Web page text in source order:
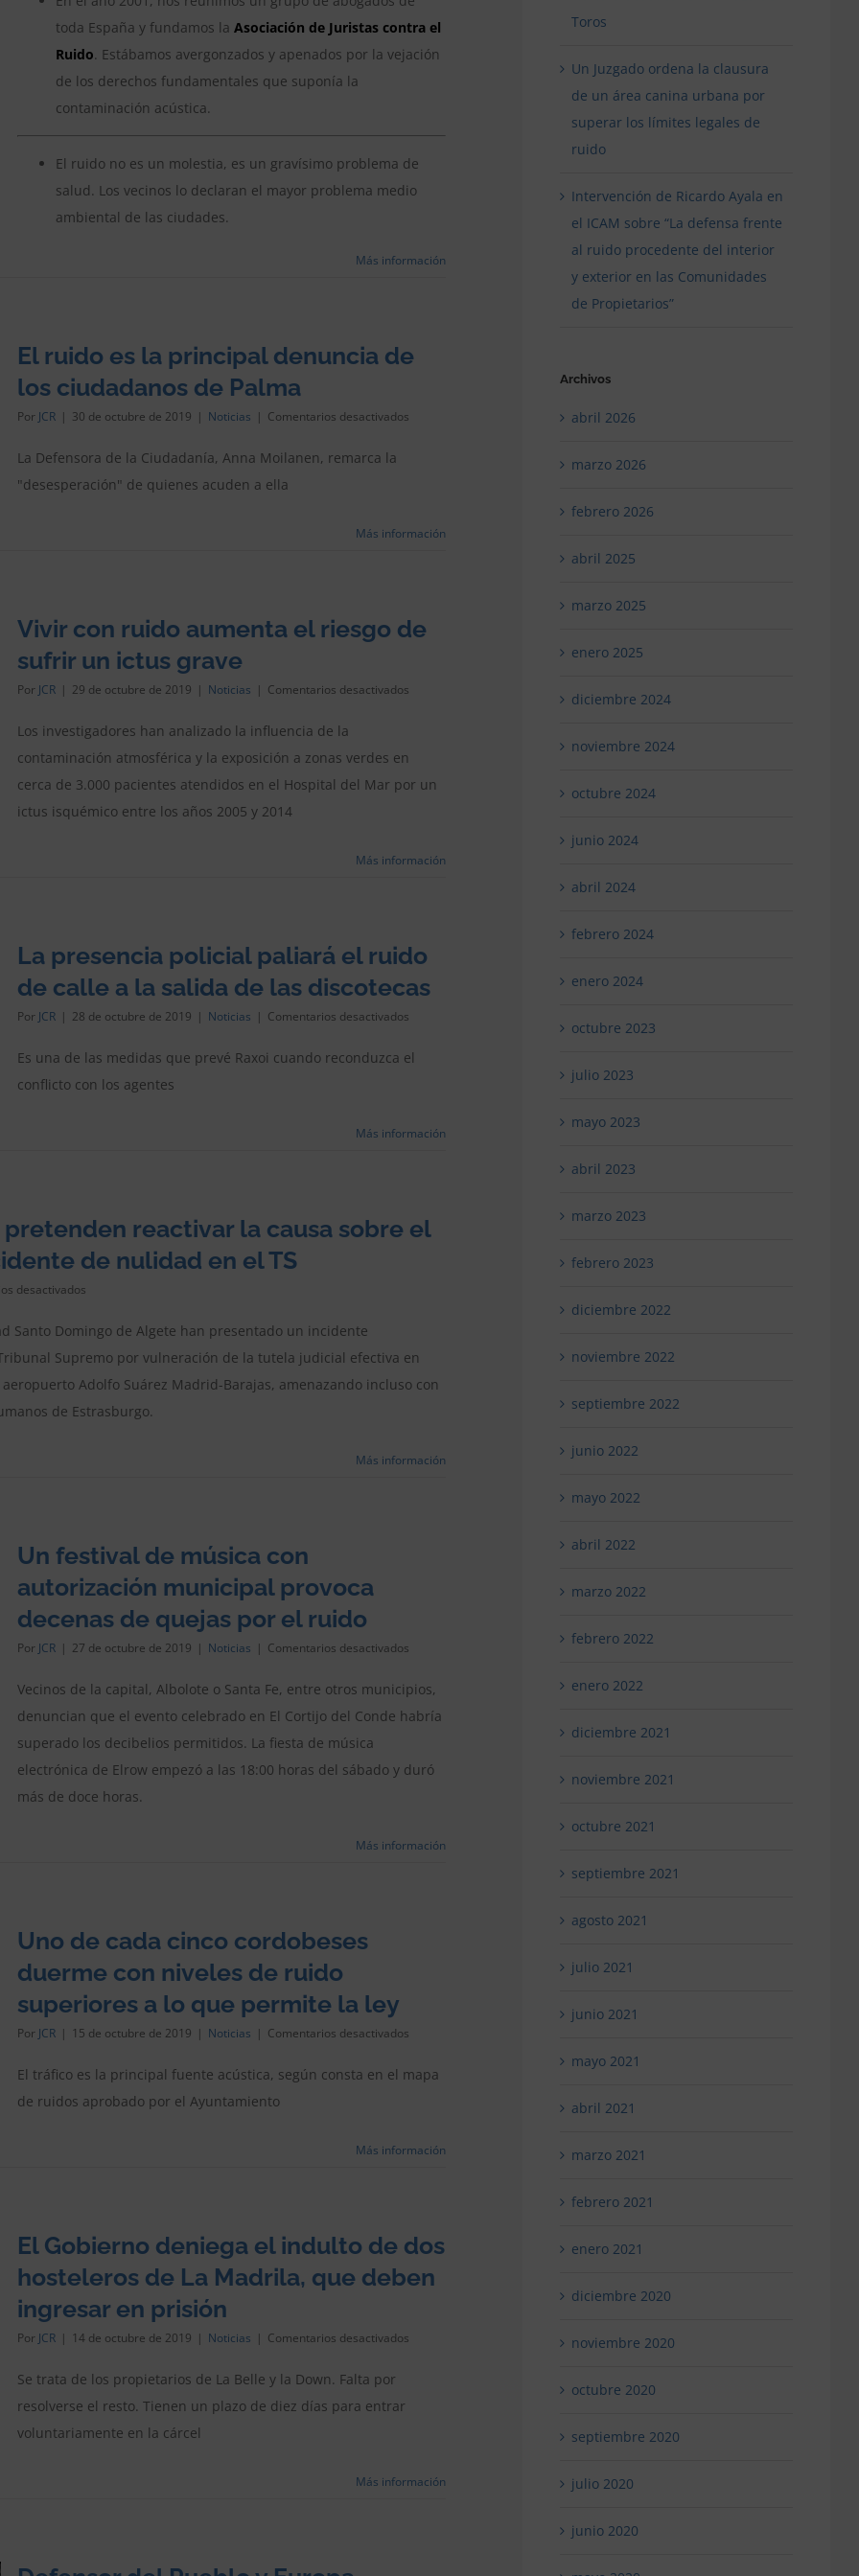
toda España y fundamos la Asociación de Juristas contra el
Ruido. Estábamos avergonzados y apenados por la vejación
de los derechos fundamentales que suponía la
contaminación acústica.
El ruido no es un molestia, es un gravísimo problema de
salud. Los vecinos lo declaran el mayor problema medio
ambiental de las ciudades.
Más información
El ruido es la principal denuncia de
los ciudadanos de Palma
Por JCR | 30 de octubre de 2019 | Noticias | Comentarios desactivados
de
La Defensora de la Ciudadanía, Anna Moilanen, remarca la
"desesperación" de quienes acuden a ella
Más información
Vivir con ruido aumenta el riesgo de
sufrir un ictus grave
Por JCR | 29 de octubre de 2019 | Noticias | Comentarios desactivados
riesgo
ictus
Los investigadores han analizado la influencia de la
contaminación atmosférica y la exposición a zonas verdes en
cerca de 3.000 pacientes atendidos en el Hospital del Mar por un
ictus isquémico entre los años 2005 y 2014
Más información
La presencia policial paliará el ruido
de calle a la salida de las discotecas
Por JCR | 28 de octubre de 2019 | Noticias | Comentarios desactivados
presencia
policial
de
de
las
Es una de las medidas que prevé Raxoi cuando reconduzca el
conflicto con los agentes
Más información
reactivar la causa sobre el
de nulidad en el TS
desactivados
de
Santo
Domingo
pretenden
reactivar
la
un
incidente
de
nulidad
en
TS
Santo Domingo de Algete han presentado un incidente
Supremo por vulneración de la tutela judicial efectiva en
Adolfo Suárez Madrid-Barajas, amenazando incluso con
de Estrasburgo.
Más información
Un festival de música con
autorización municipal provoca
decenas de quejas por el ruido
Por JCR | 27 de octubre de 2019 | Noticias | Comentarios desactivados
festival
de
música
municipal
quejas
por
Vecinos de la capital, Albolote o Santa Fe, entre otros municipios,
denuncian que el evento celebrado en El Cortijo del Conde habría
superado los decibelios permitidos. La fiesta de música
electrónica de Elrow empezó a las 18:00 horas del sábado y duró
más de doce horas.
Más información
Uno de cada cinco cordobeses
duerme con niveles de ruido
superiores a lo que permite la ley
Por JCR | 15 de octubre de 2019 | Noticias | Comentarios desactivados
cada
con
a
lo
que
El tráfico es la principal fuente acústica, según consta en el mapa
de ruidos aprobado por el Ayuntamiento
Más información
El Gobierno deniega el indulto de dos
hosteleros de La Madrila, que deben
ingresar en prisión
Por JCR | 14 de octubre de 2019 | Noticias | Comentarios desactivados
hosteleros
Se trata de los propietarios de La Belle y la Down. Falta por
resolverse el resto. Tienen un plazo de diez días para entrar
voluntariamente en la cárcel
Más información
Toros
Un Juzgado ordena la clausura
de un área canina urbana por
superar los límites legales de
ruido
Intervención de Ricardo Ayala en
el ICAM sobre “La defensa frente
al ruido procedente del interior
y exterior en las Comunidades
de Propietarios”
Archivos
abril 2026
marzo 2026
febrero 2026
abril 2025
marzo 2025
enero 2025
diciembre 2024
noviembre 2024
octubre 2024
junio 2024
abril 2024
febrero 2024
enero 2024
octubre 2023
julio 2023
mayo 2023
abril 2023
marzo 2023
febrero 2023
diciembre 2022
noviembre 2022
septiembre 2022
junio 2022
mayo 2022
abril 2022
marzo 2022
febrero 2022
enero 2022
diciembre 2021
noviembre 2021
octubre 2021
septiembre 2021
agosto 2021
julio 2021
junio 2021
mayo 2021
abril 2021
marzo 2021
febrero 2021
enero 2021
diciembre 2020
noviembre 2020
octubre 2020
septiembre 2020
julio 2020
junio 2020